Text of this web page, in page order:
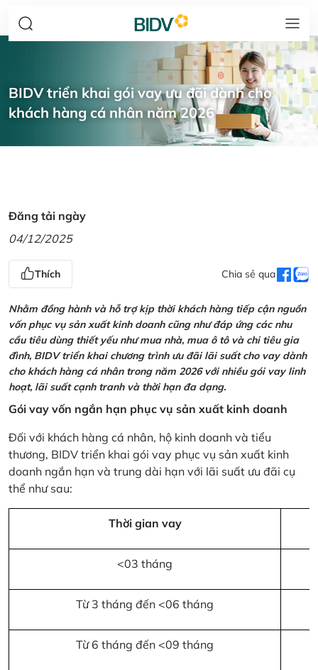
BIDV triển khai gói vay ưu đãi dành cho
khách hàng cá nhân năm 2026
Đăng tải ngày
04/12/2025
Thích Chia sẻ qua
Nhằm đồng hành và hỗ trợ kịp thời khách hàng tiếp cận nguồn
vốn phục vụ sản xuất kinh doanh cũng như đáp ứng các nhu
cầu tiêu dùng thiết yếu như mua nhà, mua ô tô và chi tiêu gia
đình, BIDV triển khai chương trình ưu đãi lãi suất cho vay dành
cho khách hàng cá nhân trong năm 2026 với nhiều gói vay linh
hoạt, lãi suất cạnh tranh và thời hạn đa dạng.
Gói vay vốn ngắn hạn phục vụ sản xuất kinh doanh
Đối với khách hàng cá nhân, hộ kinh doanh và tiểu
thương, BIDV triển khai gói vay phục vụ sản xuất kinh
doanh ngắn hạn và trung dài hạn với lãi suất ưu đãi cụ
thể như sau:
Thời gian vay
<03 tháng
Từ 3 tháng đến <06 tháng
Từ 6 tháng đến <09 tháng